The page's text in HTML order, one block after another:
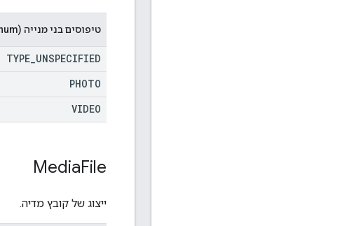
טיפוסים בני מנייה (enum)
TYPE UNSPECIFIED
PHOTO
VIDEO
MediaFile
ייצוג של קובץ מדיה.